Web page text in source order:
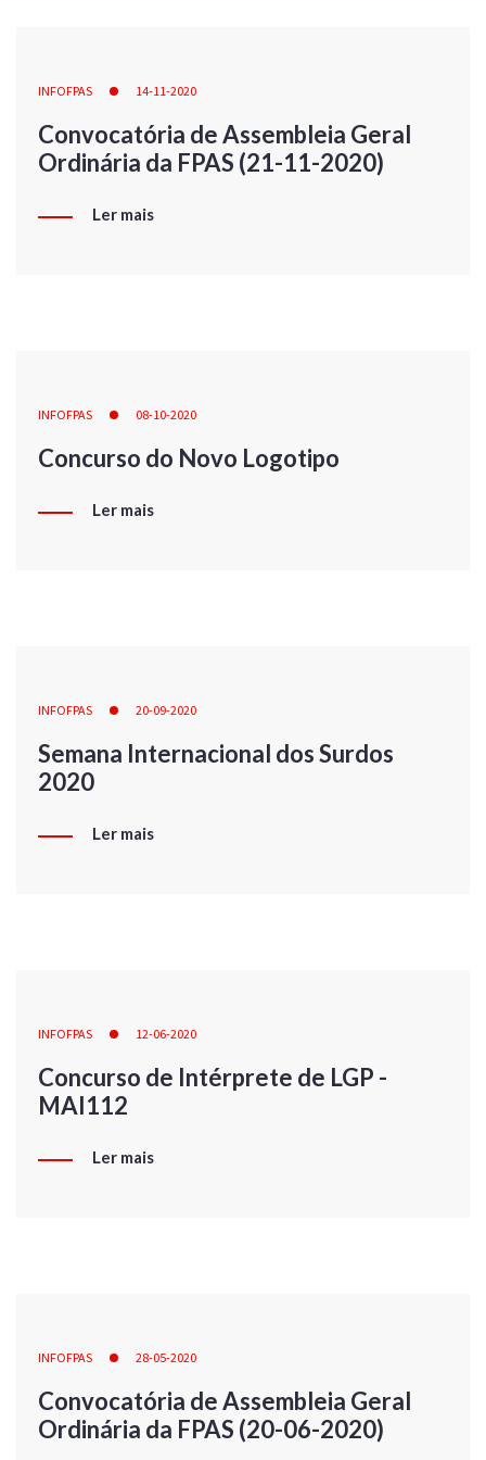
INFOFPAS 14-11-2020
Convocatória de Assembleia Geral
Ordinária da FPAS (21-11-2020)
Ler mais
INFOFPAS 08-10-2020
Concurso do Novo Logotipo
Ler mais
INFOFPAS 20-09-2020
Semana Internacional dos Surdos
2020
Ler mais
INFOFPAS 12-06-2020
Concurso de Intérprete de LGP -
MAI112
Ler mais
INFOFPAS 28-05-2020
Convocatória de Assembleia Geral
Ordinária da FPAS (20-06-2020)